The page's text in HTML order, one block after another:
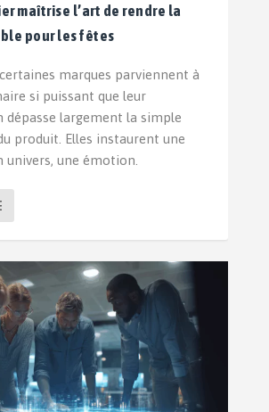
maîtrise l’art de rendre la
pour les fêtes
marques parviennent à
si puissant que leur
dépasse largement la simple
produit. Elles instaurent une
univers, une émotion.